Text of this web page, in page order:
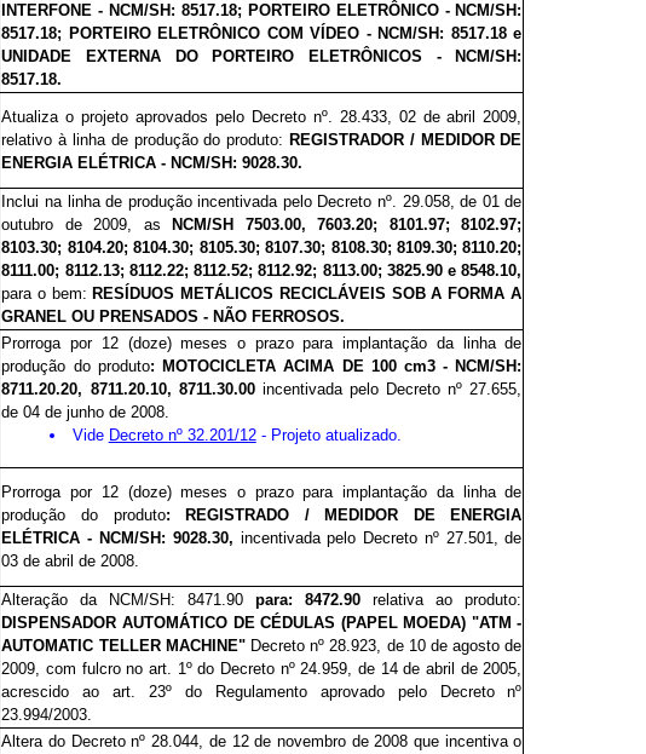
INTERFONE - NCM/SH: 8517.18; PORTEIRO ELETRÔNICO - NCM/SH:
8517.18; PORTEIRO ELETRÔNICO COM VÍDEO - NCM/SH: 8517.18 e
UNIDADE EXTERNA DO PORTEIRO ELETRÔNICOS - NCM/SH:
8517.18.
Atualiza o projeto aprovados pelo Decreto nº. 28.433, 02 de abril 2009,
relativo à linha de produção do produto: REGISTRADOR / MEDIDOR DE
ENERGIA ELÉTRICA - NCM/SH: 9028.30.
Inclui na linha de produção incentivada pelo Decreto nº. 29.058, de 01 de
outubro de 2009, as
NCM/SH 7503.00, 7603.20; 8101.97; 8102.97;
8103.30; 8104.20; 8104.30; 8105.30; 8107.30; 8108.30; 8109.30; 8110.20;
8111.00; 8112.13; 8112.22; 8112.52; 8112.92; 8113.00; 3825.90 e 8548.10,
para o bem: RESÍDUOS METÁLICOS RECICLÁVEIS SOB A FORMA A
GRANEL OU PRENSADOS - NÃO FERROSOS.
Prorroga por 12 (doze) meses o prazo para implantação da linha de
produção do produto: MOTOCICLETA ACIMA DE 100 cm3 - NCM/SH:
8711.20.20, 8711.20.10, 8711.30.00 incentivada pelo Decreto nº 27.655,
de 04 de junho de 2008.
Vide Decreto nº 32.201/12- Projeto atualizado.
Prorroga por 12 (doze) meses o prazo para implantação da linha de
produção do produto: REGISTRADO / MEDIDOR DE ENERGIA
ELÉTRICA - NCM/SH: 9028.30, incentivada pelo Decreto nº 27.501, de
03 de abril de 2008.
Alteração da NCM/SH: 8471.90para: 8472.90 relativa ao produto:
DISPENSADOR AUTOMÁTICO DE CÉDULAS (PAPEL MOEDA) "ATM -
AUTOMATIC TELLER MACHINE"Decreto nº 28.923, de 10 de agosto de
2009, com fulcro no art. 1º do Decreto nº 24.959, de 14 de abril de 2005,
acrescido ao art. 23º do Regulamento aprovado pelo Decreto nº
23.994/2003.
Altera do Decreto nº 28.044, de 12 de novembro de 2008 que incentiva o